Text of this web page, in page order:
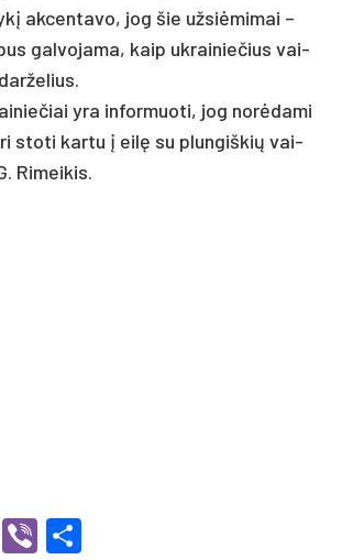
ak­cen­ta­vo, jog šie už­siė­mi­mai –
gal­vo­ja­ma, kaip uk­rai­nie­čius vai­
yra in­for­muo­ti, jog norė­da­mi
sto­ti kar­tu į eilę su plun­giš­kių vai­
Ri­mei­kis.
WhatsApp
Viber